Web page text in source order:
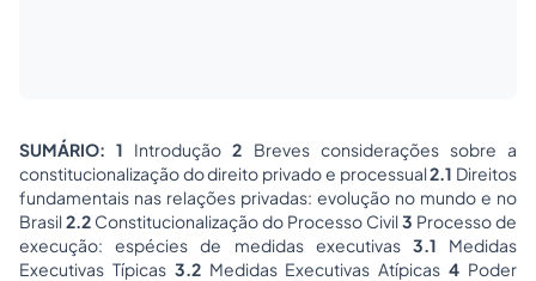
SUMÁRIO: 1 Introdução2 Breves considerações sobre a
constitucionalização do direito privado e processual2.1 Direitos
fundamentais nas relações privadas: evolução no mundo e no
Brasil2.2 Constitucionalização do Processo Civil3 Processo de
execução: espécies de medidas executivas 3.1 Medidas
Executivas Típicas 3.2Medidas Executivas Atípicas 4 Poder